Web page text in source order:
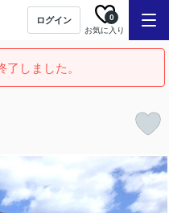
ログイン
お気に入り
0
しました。